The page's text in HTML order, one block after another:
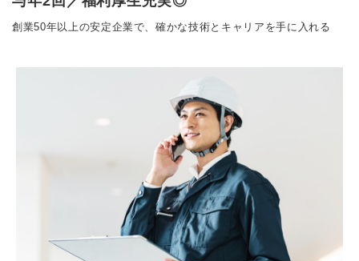
創業50年以上の安定企業で、確かな技術とキャリアを手に入れる